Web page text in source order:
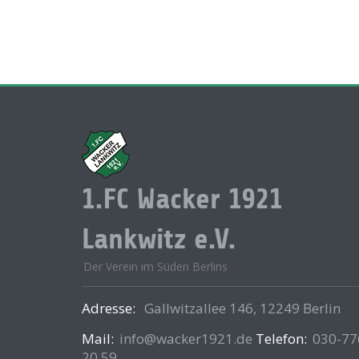
1.FC Wacker 1921
Lankwitz e.V.
Der Verein im Süden Berlins
Adresse: Gallwitzallee 146, 12249 Berlin
Mail: info@wacker1921.de Telefon: 030-